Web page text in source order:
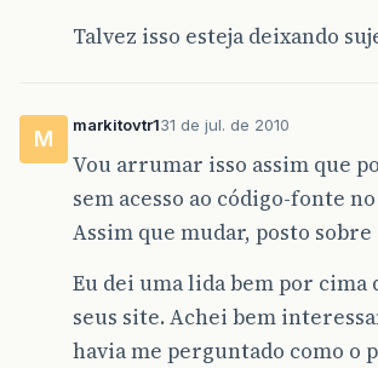
Talvez isso esteja deixando
M
markitovtr131 de jul. de 2010
Vou arrumar isso assim que
sem acesso ao código-fonte
Assim que mudar, posto
Eu dei uma lida bem por cima
seus site. Achei bem
havia me perguntado como o